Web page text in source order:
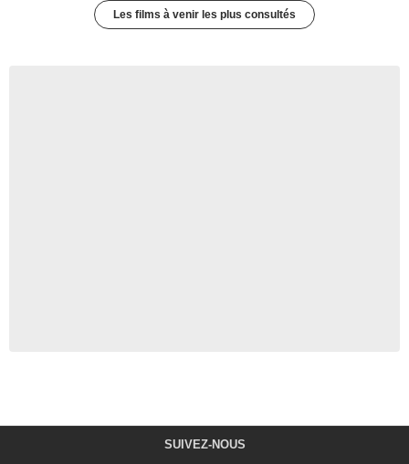
Les films à venir les plus consultés
SUIVEZ-NOUS